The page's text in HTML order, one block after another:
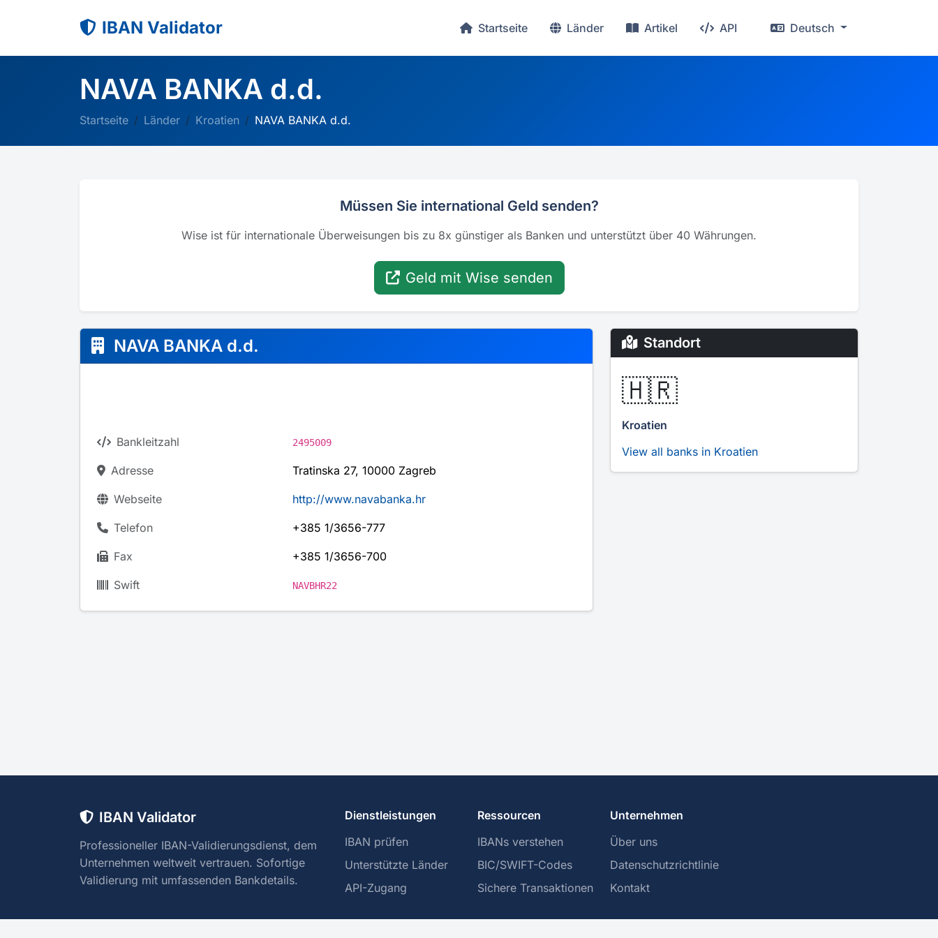
IBAN Validator Startseite Länder Artikel API Deutsch
NAVA BANKA d.d.
Startseite Länder Kroatien NAVA BANKA d.d.
Müssen Sie international Geld senden?
Wise ist für internationale Überweisungen bis zu 8x günstiger als Banken und unterstützt über 40 Währungen.
Geld mit Wise senden
NAVA BANKA d.d.
Bankleitzahl 2495009
Adresse Tratinska 27, 10000 Zagreb
Webseite http://www.navabanka.hr
Telefon +385 1/3656-777
Fax +385 1/3656-700
Swift NAVBHR22
Standort
🇭🇷
Kroatien
View all banks in Kroatien
IBAN Validator
Professioneller IBAN-Validierungsdienst, dem
Unternehmen weltweit vertrauen. Sofortige
Validierung mit umfassenden Bankdetails.
Dienstleistungen
IBAN prüfen
Unterstützte Länder
API-Zugang
Ressourcen
IBANs verstehen
BIC/SWIFT-Codes
Sichere Transaktionen
Unternehmen
Über uns
Datenschutzrichtlinie
Kontakt